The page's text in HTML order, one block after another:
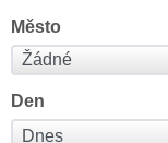
Město
Den